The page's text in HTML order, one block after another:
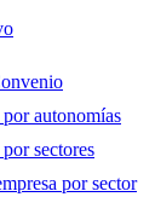
autonomías
sectores
por sector